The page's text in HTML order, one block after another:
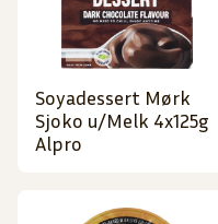
Soyadessert Mørk
Sjoko u/Melk 4x125g
Alpro